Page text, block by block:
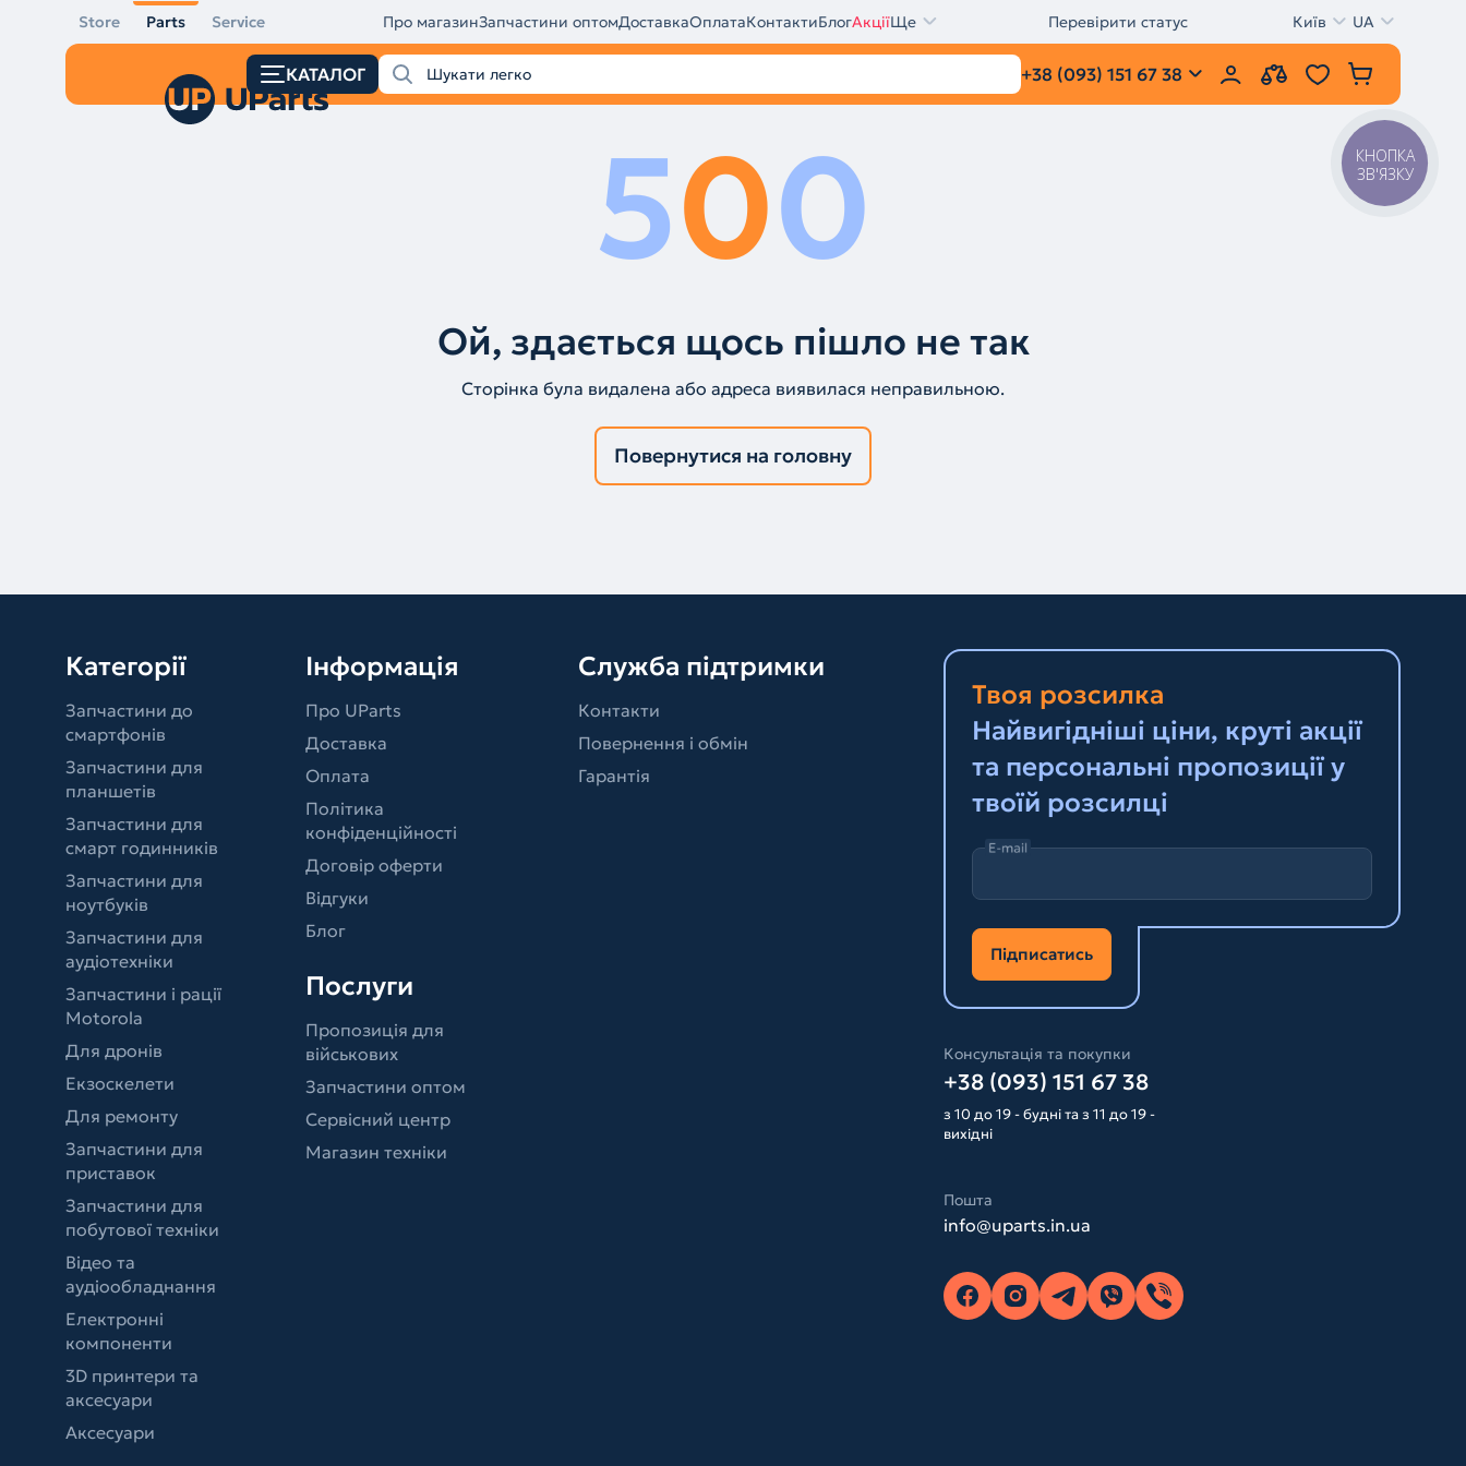
Store Parts Service Про магазинЗапчастини оптомДоставкаОплатаКонтактиБлогАкціїЩе Перевірити статус Київ UA
КАТАЛОГ +38 (093) 151 67 38
500
Ой, здається щось пішло не так
Сторінка була видалена або адреса виявилася неправильною.
Повернутися на головну
Категорії
Запчастини до
смартфонів
Запчастини для
планшетів
Запчастини для
смарт годинників
Запчастини для
ноутбуків
Запчастини для
аудіотехніки
Запчастини і рації
Motorola
Для дронів
Екзоскелети
Для ремонту
Запчастини для
приставок
Запчастини для
побутової техніки
Відео та
аудіообладнання
Електронні
компоненти
3D принтери та
аксесуари
Аксесуари
Інформація
Про UParts
Доставка
Оплата
Політика
конфіденційності
Договір оферти
Відгуки
Блог
Послуги
Пропозиція для
військових
Запчастини оптом
Сервісний центр
Магазин техніки
Служба підтримки
Контакти
Повернення і обмін
Гарантія
Твоя розсилка
Найвигідніші ціни, круті акції
та персональні пропозиції у
твоїй розсилці
E-mail
Підписатись
Консультація та покупки
+38 (093) 151 67 38
з 10 до 19 - будні та з 11 до 19 -
вихідні
Пошта
info@uparts.in.ua
КНОПКА
ЗВ'ЯЗКУ